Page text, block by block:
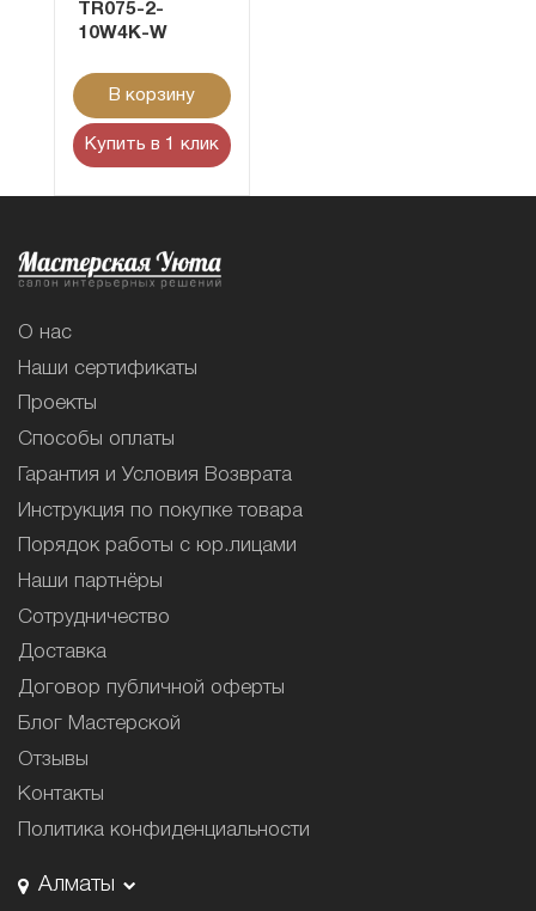
TR075-2-
10W4K-W
В корзину
Купить в 1 клик
О нас
Наши сертификаты
Проекты
Способы оплаты
Гарантия и Условия Возврата
Инструкция по покупке товара
Порядок работы с юр.лицами
Наши партнёры
Сотрудничество
Доставка
Договор публичной оферты
Блог Мастерской
Отзывы
Контакты
Политика конфиденциальности
Алматы